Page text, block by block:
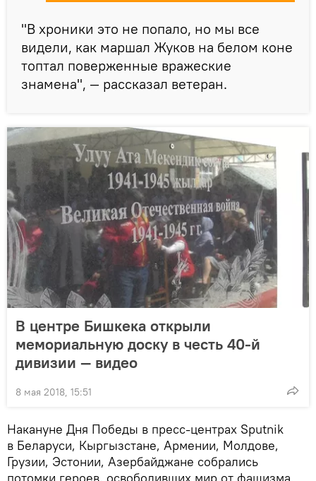
"В хроники это не попало, но мы все
видели, как маршал Жуков на белом коне
топтал поверженные вражеские
знамена", — рассказал ветеран.
В центре Бишкека открыли
мемориальную доску в честь 40-й
дивизии — видео
8 мая 2018, 15:51
Накануне Дня Победы в пресс-центрах Sputnik
в Беларуси, Кыргызстане, Армении, Молдове,
Грузии, Эстонии, Азербайджане собрались
потомки героев, освободивших мир от фашизма.